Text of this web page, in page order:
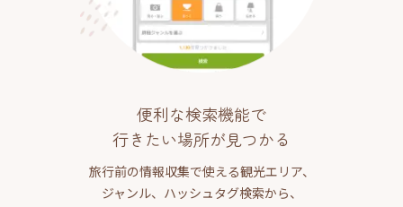
便利な検索機能で
行きたい場所が見つかる
旅行前の情報収集で使える観光エリア、
ジャンル、ハッシュタグ検索から、